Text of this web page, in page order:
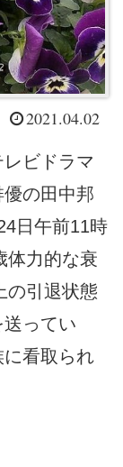
2021.04.02
ビドラマ
優の田中邦
日午前11時
体力的な衰
の引退状態
ってい
看取られ